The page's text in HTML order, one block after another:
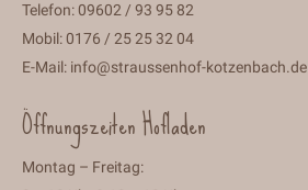
Telefon: 09602 / 93 95 82
Mobil: 0176 / 25 25 32 04
E-Mail: info@straussenhof-kotzenbach.de
Öffnungszeiten Hofladen
Montag – Freitag: